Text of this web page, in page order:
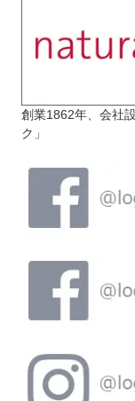
創業1862年、会社
ク」